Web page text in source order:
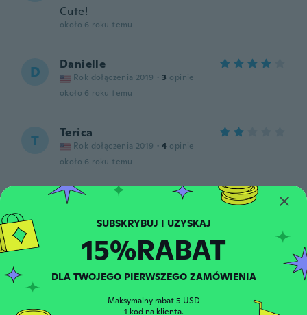
Cute!
około 6 roku temu
D Danielle
Rok dołączenia 2019 · 3 opinie
około 6 roku temu
T Terica
Rok dołączenia 2019 · 4 opinie
około 6 roku temu
Emma
około 6 roku temu
Rok dołączenia 2015 · 42 opinie · 4 przesłane
około 6 roku temu
15%RABAT
DLA TWOJEGO PIERWSZEGO ZAMÓWIENIA
Maksymalny rabat 5 USD
1 kod na klienta.